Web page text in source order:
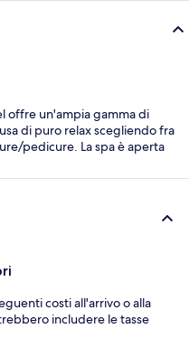
offre un'ampia gamma di
di puro relax scegliendo fra
pedicure. La spa è aperta
costi all'arrivo o alla
includere le tasse